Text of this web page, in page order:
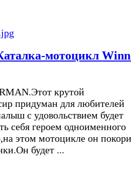
мотоцикл
крутой
придуман для любителей
с удовольствием будет
себя героем одноименного
этом мотоцикле он
будет ...